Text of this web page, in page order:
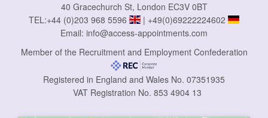
40 Gracechurch St, London EC3V 0BT
TEL:+44 (0)203 968 5596 | +49(0)69222224602
Email: info@access-appointments.com
Member of the Recruitment and Employment Confederation
Registered in England and Wales No. 07351935
VAT Registration No. 853 4904 13